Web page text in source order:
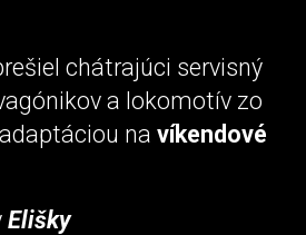
chátrajúci servisný
a lokomotív zo
na víkendové
Elišky